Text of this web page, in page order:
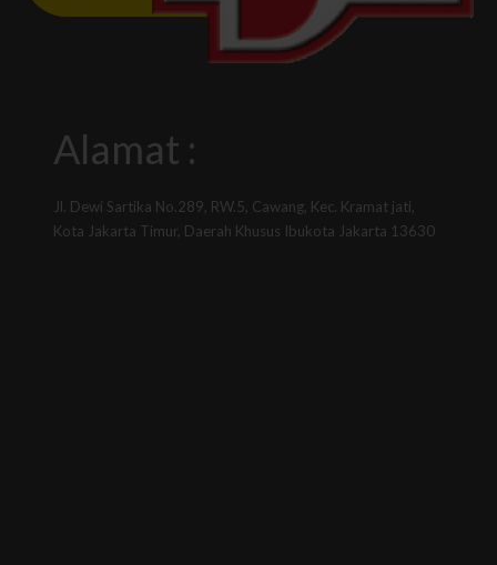
Alamat :
Jl. Dewi Sartika No.289, RW.5, Cawang, Kec. Kramat jati,
Kota Jakarta Timur, Daerah Khusus Ibukota Jakarta 13630